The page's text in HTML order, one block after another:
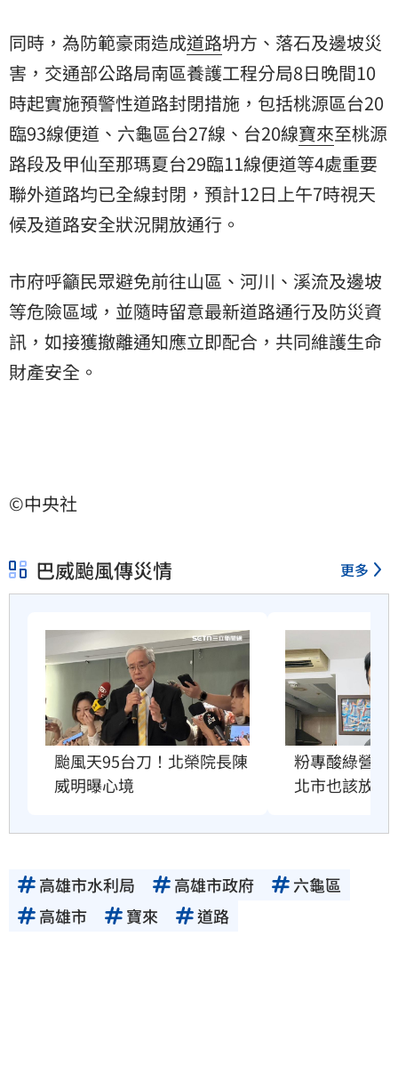
同時，為防範豪雨造成道路坍方、落石及邊坡災
害，交通部公路局南區養護工程分局8日晚間10
時起實施預警性道路封閉措施，包括桃源區台20
臨93線便道、六龜區台27線、台20線寶來至桃源
路段及甲仙至那瑪夏台29臨11線便道等4處重要
聯外道路均已全線封閉，預計12日上午7時視天
候及道路安全狀況開放通行。
市府呼籲民眾避免前往山區、河川、溪流及邊坡
等危險區域，並隨時留意最新道路通行及防災資
訊，如接獲撤離通知應立即配合，共同維護生命
財產安全。
©中央社
巴威颱風傳災情 更多
颱風天95台刀！北榮院長陳
威明曝心境
粉專酸綠營颱
北市也該放4天
高雄市水利局 高雄市政府
六龜區
高雄市
寶來 道路